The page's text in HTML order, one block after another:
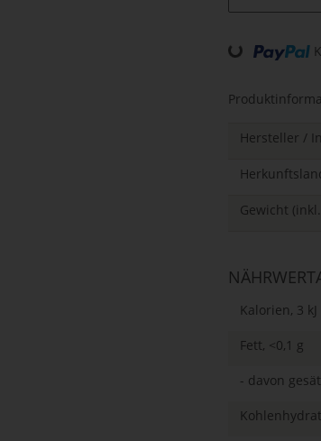
Loading...
Hersteller /
Gewicht
Kalorien, 3
Fett, <0,1 g
- davon